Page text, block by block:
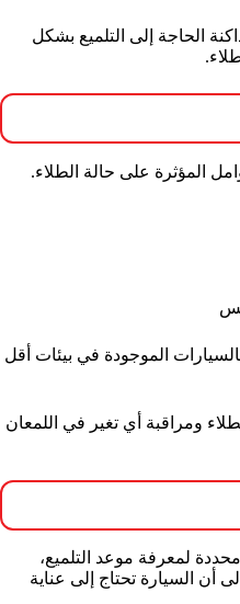
الحاجة إلى التلميع بشكل
المؤثرة على حالة الطلاء.
الموجودة في بيئات أقل
ومراقبة أي تغير في اللمعان
محددة لمعرفة موعد التلميع،
أن السيارة تحتاج إلى عناية